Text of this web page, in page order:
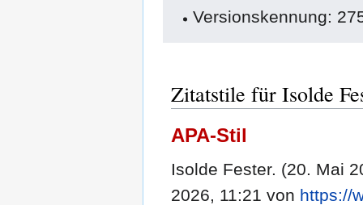
Versionskennung:
Zitatstile für Isolde
APA-Stil
Isolde Fester. (20. Mai
2026, 11:21 von https://